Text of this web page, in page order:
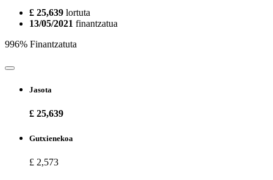
£ 25,639 lortuta
13/05/2021 finantzatua
996% Finantzatuta
Jasota
£ 25,639
Gutxienekoa
£ 2,573